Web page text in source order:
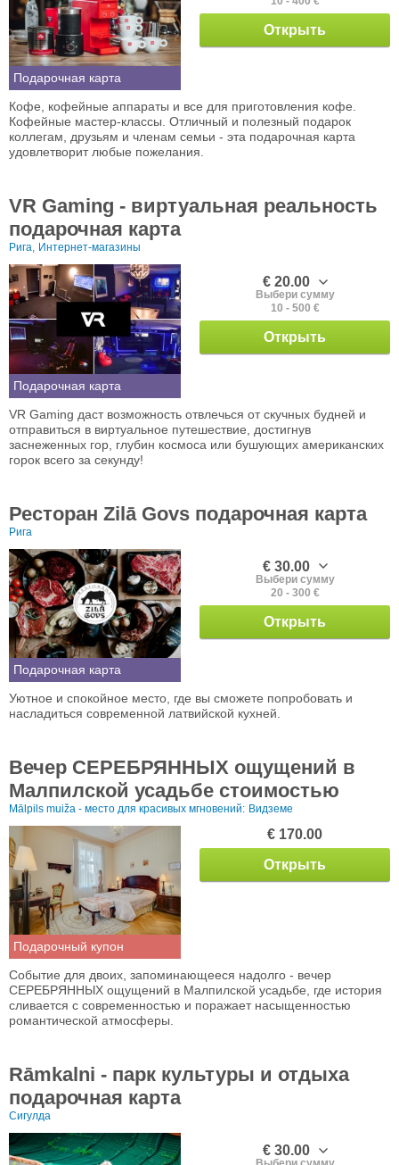
Подарочная карта
Открыть
Кофе, кофейные аппараты и все для приготовления кофе.
Кофейные мастер-классы. Отличный и полезный подарок
коллегам, друзьям и членам семьи - эта подарочная карта
удовлетворит любые пожелания.
VR Gaming - виртуальная реальность
подарочная карта
Рига, Интернет-магазины
Подарочная карта
€ 20.00
Выбери сумму
10 - 500 €
Открыть
VR Gaming даст возможность отвлечься от скучных будней и
отправиться в виртуальное путешествие, достигнув
заснеженных гор, глубин космоса или бушующих американских
горок всего за секунду!
Ресторан Zilā Govs подарочная карта
Рига
Подарочная карта
€ 30.00
Выбери сумму
20 - 300 €
Открыть
Уютное и спокойное место, где вы сможете попробовать и
насладиться современной латвийской кухней.
Вечер СЕРЕБРЯННЫХ ощущений в
Малпилской усадьбе стоимостью
Mālpils muiža - место для красивых мгновений: Видземе
Подарочный купон
€ 170.00
Открыть
Событие для двоих, запоминающееся надолго - вечер
СЕРЕБРЯННЫХ ощущений в Малпилской усадьбе, где история
сливается с современностью и поражает насыщенностью
романтической атмосферы.
Rāmkalni - парк культуры и отдыха
подарочная карта
Сигулда
€ 30.00